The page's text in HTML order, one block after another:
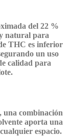
del 22 %
natural para
THC es inferior
un uso
calidad para
una combinación
aporta una
espacio.